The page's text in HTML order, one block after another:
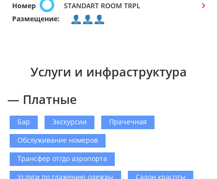
Номер
STANDART ROOM TRPL
Размещение:
Услуги и инфраструктура
— Платные
Бар Экскурсии
Прачечная
Обслуживание номеров
Трансфер от/до аэропорта
Услуги по глажению одежды
Салон красоты